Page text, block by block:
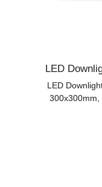
LED
LED
300x300mm,